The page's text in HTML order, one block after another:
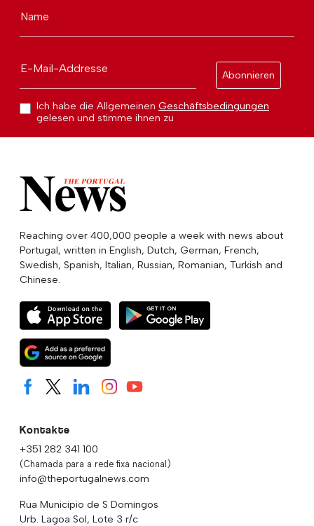
Name
E-Mail-Addresse
Abonnieren
Ich habe die Allgemeinen Geschäftsbedingungen
gelesen und stimme ihnen zu
Reaching over 400,000 people a week with news about
Portugal, written in English, Dutch, German, French,
Swedish, Spanish, Italian, Russian, Romanian, Turkish and
Chinese.
Kontakte
+351 282 341 100
(Chamada para a rede fixa nacional)
info@theportugalnews.com
Rua Municipio de S Domingos
Urb. Lagoa Sol, Lote 3 r/c